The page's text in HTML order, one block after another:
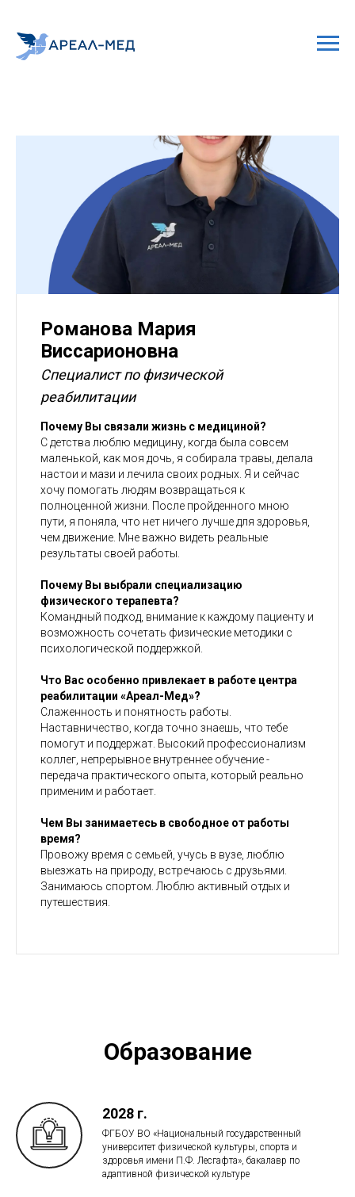
Романова Мария
Виссарионовна
Специалист по физической
реабилитации
Почему Вы связали жизнь с медициной?
С детства люблю медицину, когда была совсем
маленькой, как моя дочь, я собирала травы, делала
настои и мази и лечила своих родных. Я и сейчас
хочу помогать людям возвращаться к
полноценной жизни. После пройденного мною
пути, я поняла, что нет ничего лучше для здоровья,
чем движение. Мне важно видеть реальные
результаты своей работы.
Почему Вы выбрали специализацию
физического терапевта?
Командный подход, внимание к каждому пациенту и
возможность сочетать физические методики с
психологической поддержкой.
Что Вас особенно привлекает в работе центра
реабилитации «Ареал-Мед»?
Слаженность и понятность работы.
Наставничество, когда точно знаешь, что тебе
помогут и поддержат. Высокий профессионализм
коллег, непрерывное внутреннее обучение -
передача практического опыта, который реально
применим и работает.
Чем Вы занимаетесь в свободное от работы
время?
Провожу время с семьей, учусь в вузе, люблю
выезжать на природу, встречаюсь с друзьями.
Занимаюсь спортом. Люблю активный отдых и
путешествия.
Образование
2028 г.
ФГБОУ ВО «Национальный государственный
университет физической культуры, спорта и
здоровья имени П.Ф. Лесгафта», бакалавр по
адаптивной физической культуре